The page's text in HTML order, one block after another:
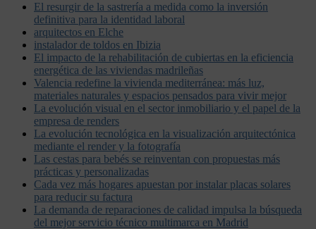
El resurgir de la sastrería a medida como la inversión
definitiva para la identidad laboral
arquitectos en Elche
instalador de toldos en Ibizia
El impacto de la rehabilitación de cubiertas en la eficiencia
energética de las viviendas madrileñas
Valencia redefine la vivienda mediterránea: más luz,
materiales naturales y espacios pensados para vivir mejor
La evolución visual en el sector inmobiliario y el papel de la
empresa de renders
La evolución tecnológica en la visualización arquitectónica
mediante el render y la fotografía
Las cestas para bebés se reinventan con propuestas más
prácticas y personalizadas
Cada vez más hogares apuestan por instalar placas solares
para reducir su factura
La demanda de reparaciones de calidad impulsa la búsqueda
del mejor servicio técnico multimarca en Madrid